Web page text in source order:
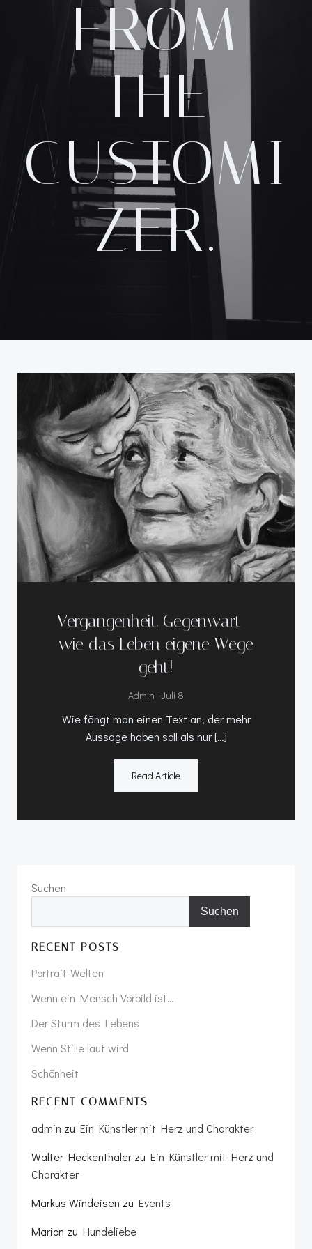
FROM
THE
CUSTOMI
ZER.
Vergangenheit, Gegenwart –
wie das Leben eigene Wege
geht!
Admin -Juli 8
Wie fängt man einen Text an, der mehr
Aussage haben soll als nur […]
Read Article
Suchen
Suchen
RECENT POSTS
Portrait-Welten
Wenn ein Mensch Vorbild ist…
Der Sturm des Lebens
Wenn Stille laut wird
Schönheit
RECENT COMMENTS
admin zu Ein Künstler mit Herz und Charakter
Walter Heckenthalerzu Ein Künstler mit Herz und
Charakter
Markus Windeisen zu Events
Marion zu Hundeliebe